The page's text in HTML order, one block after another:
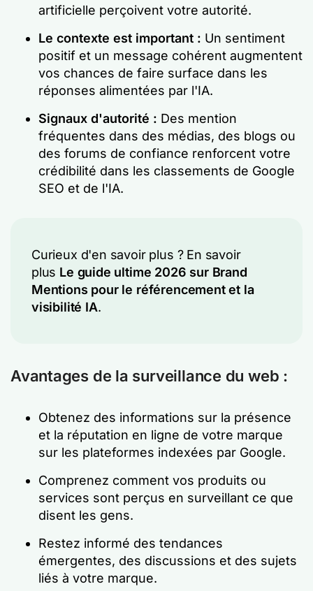
artificielle perçoivent votre autorité.
Le contexte est important : Un sentiment
positif et un message cohérent augmentent
vos chances de faire surface dans les
réponses alimentées par l'IA.
Signaux d'autorité : Des mention
fréquentes dans des médias, des blogs ou
des forums de confiance renforcent votre
crédibilité dans les classements de Google
SEO et de l'IA.
Curieux d'en savoir plus ? En savoir
plus Le guide ultime 2026 sur Brand
Mentions pour le référencement et la
visibilité IA.
Avantages de la surveillance du web :
Obtenez des informations sur la présence
et la réputation en ligne de votre marque
sur les plateformes indexées par Google.
Comprenez comment vos produits ou
services sont perçus en surveillant ce que
disent les gens.
Restez informé des tendances
émergentes, des discussions et des sujets
liés à votre marque.